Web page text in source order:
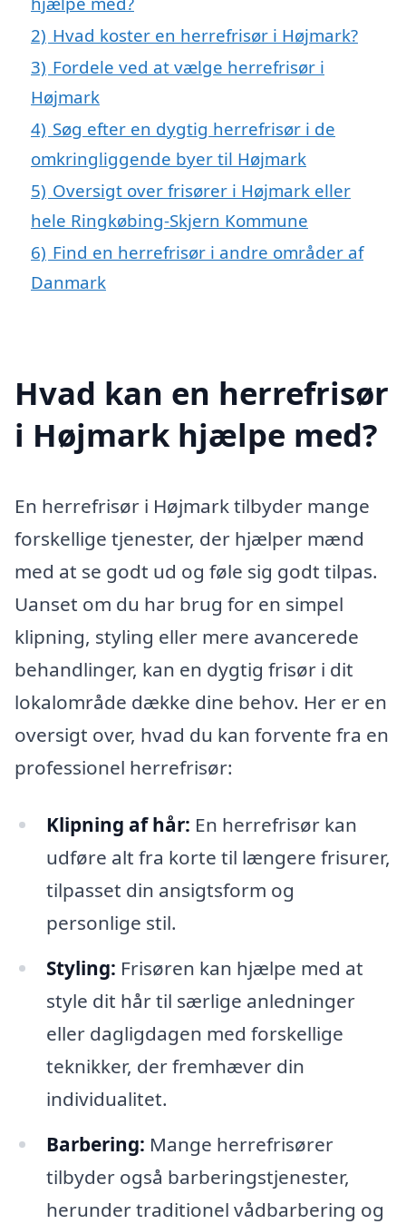
2) Hvad koster en herrefrisør i Højmark?
3) Fordele ved at vælge herrefrisør i
Højmark
4) Søg efter en dygtig herrefrisør i de
omkringliggende byer til Højmark
5) Oversigt over frisører i Højmark eller
hele Ringkøbing-Skjern Kommune
6) Find en herrefrisør i andre områder af
Danmark
Hvad kan en herrefrisør
i Højmark hjælpe med?
En herrefrisør i Højmark tilbyder mange
forskellige tjenester, der hjælper mænd
med at se godt ud og føle sig godt tilpas.
Uanset om du har brug for en simpel
klipning, styling eller mere avancerede
behandlinger, kan en dygtig frisør i dit
lokalområde dække dine behov. Her er en
oversigt over, hvad du kan forvente fra en
professionel herrefrisør:
Klipning af hår: En herrefrisør kan
udføre alt fra korte til længere frisurer,
tilpasset din ansigtsform og
personlige stil.
Styling: Frisøren kan hjælpe med at
style dit hår til særlige anledninger
eller dagligdagen med forskellige
teknikker, der fremhæver din
individualitet.
Barbering: Mange herrefrisører
tilbyder også barberingstjenester,
herunder traditionel vådbarbering og